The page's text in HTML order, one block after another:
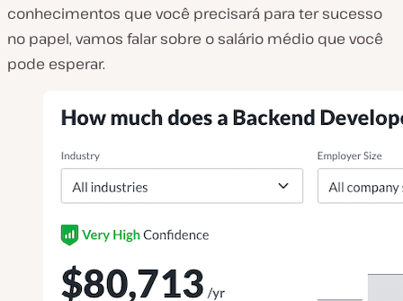
conhecimentos que você precisará para ter sucesso
no papel, vamos falar sobre o salário médio que você
pode esperar.